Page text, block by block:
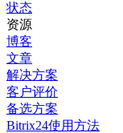
状态
资源
博客
文章
解决方案
客户评价
备选方案
Bitrix24使用方法